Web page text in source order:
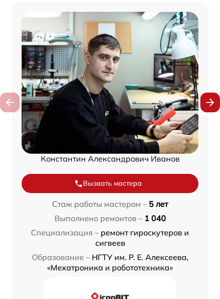
Константин Александрович Иванов
Вызвать мастера
Стаж работы мастером – 5 лет
Выполнено ремонтов – 1 040
Специализация – ремонт гироскутеров и
сигвеев
Образование – НГТУ им. Р. Е. Алексеева,
«Мехатроника и робототехника»